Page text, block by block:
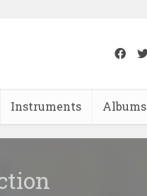
Instruments Albums